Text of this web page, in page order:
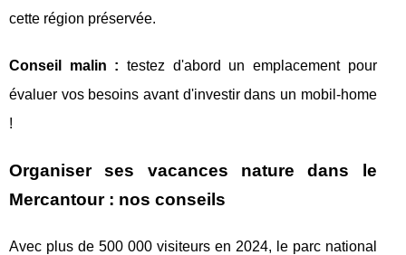
cette région préservée.
Conseil malin : testez d'abord un emplacement pour
évaluer vos besoins avant d'investir dans un mobil-home
!
Organiser ses vacances nature dans le
Mercantour : nos conseils
Avec plus de 500 000 visiteurs en 2024, le parc national